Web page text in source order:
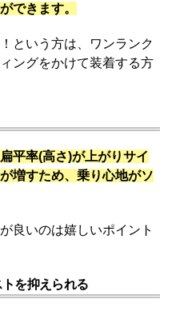
できます。
という方は、ワンランク
ングをかけて装着する方
平率(高さ)が上がりサイ
増すため、乗り心地がソ
良いのは嬉しいポイント
を抑えられる